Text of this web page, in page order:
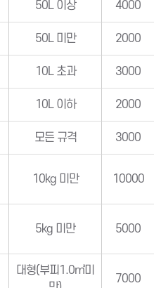
50L 이상 4000
50L 미만 2000
10L 초과 3000
10L 이하 2000
모든 규격 3000
10kg 미만 10000
5kg 미만 5000
대형(부피1.0㎥미
7000